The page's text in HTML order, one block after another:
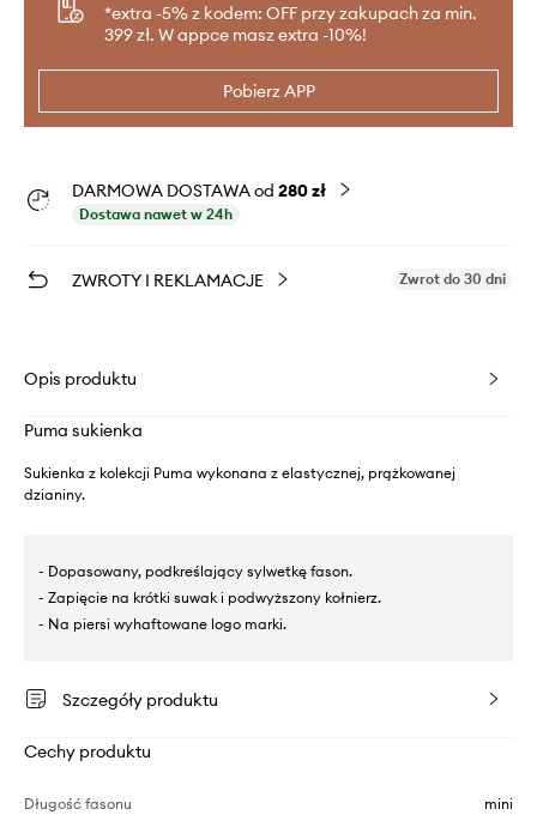
*extra -5% z kodem: OFF przy zakupach za min.
399 zł. W appce masz extra -10%!
Pobierz APP
DARMOWA DOSTAWA od 280 zł
Dostawa nawet w 24h
ZWROTY I REKLAMACJE Zwrot do 30 dni
Opis produktu
Puma sukienka
Sukienka z kolekcji Puma wykonana z elastycznej, prążkowanej
dzianiny.
- Dopasowany, podkreślający sylwetkę fason.
- Zapięcie na krótki suwak i podwyższony kołnierz.
- Na piersi wyhaftowane logo marki.
Szczegóły produktu
Cechy produktu
Długość fasonu mini